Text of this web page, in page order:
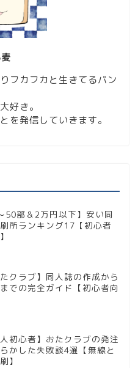
フカフカと生きてるパン
好き。
を発信していきます。
50部＆2万円以下】安い同
所ランキング17【初心者
たクラブ】同人誌の作成から
での完全ガイド【初心者向
人初心者】おたクラブの発注
かした失敗談4選【無線と
】